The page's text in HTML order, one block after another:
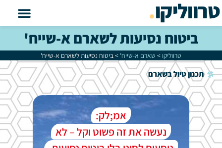
טרווליקו.
ביטוח נסיעות לשארם א-שייח'
טרווליקו > שארם א-שייח' >ביטוח נסיעות לשארם א-שייח'
תכנון טיול בשארם
אמ;לק:
נעשה את זה פשוט וקל – לא